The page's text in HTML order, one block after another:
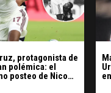
protagonista de
polémica: el
posteo de Nico